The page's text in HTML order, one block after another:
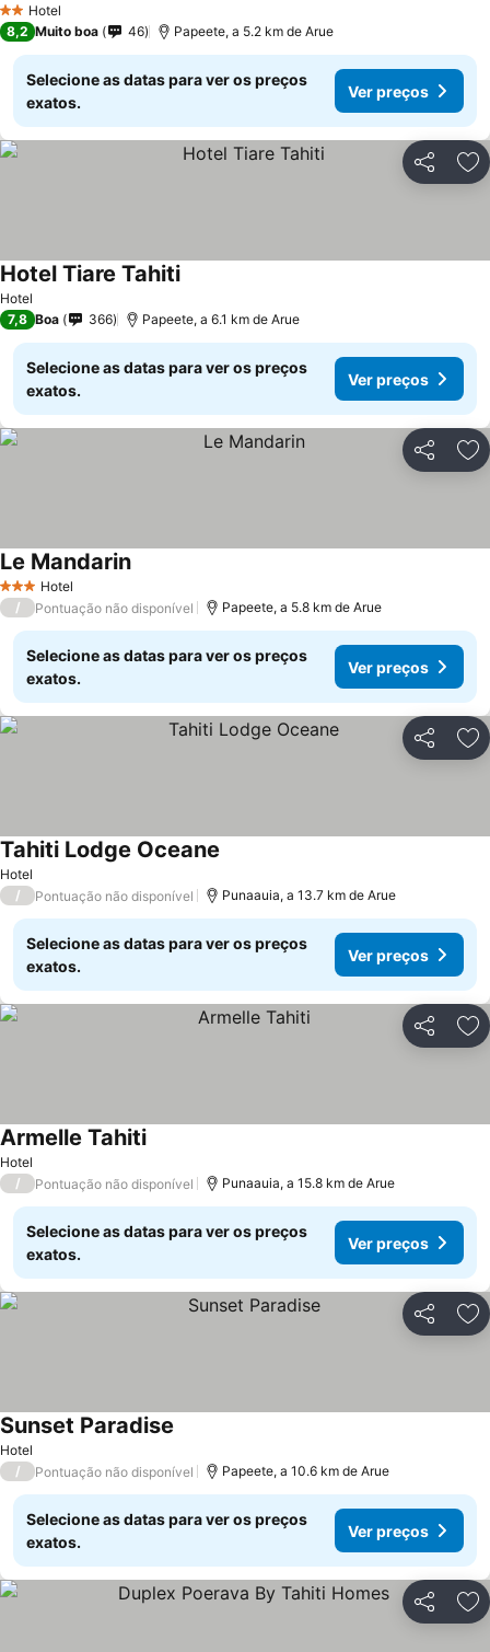
2 Estrelas
Hotel
8,2 Muito boa 46 Papeete, a 5.2 km de Arue
Selecione as datas para ver os preços
exatos.
Ver preços
Partilhar
Hotel
Hotel Tiare TahitiVer preços
7,8 Boa 366 Papeete, a 6.1 km de Arue
Selecione as datas para ver os preços
exatos.
Ver preços
Partilhar
3 EstrelasHotel
Le MandarinVer preços
/ Pontuação não disponível Papeete, a 5.8 km de Arue
Selecione as datas para ver os preços
exatos.
Ver preços
Partilhar
Hotel
Tahiti Lodge Oceane
/ Pontuação não disponível Punaauia, a 13.7 km de Arue
Selecione as datas para ver os preços
exatos.
Ver preços
Partilhar
Hotel
Armelle TahitiVer preços
/ Pontuação não disponível Punaauia, a 15.8 km de Arue
Selecione as datas para ver os preços
exatos.
Ver preços
Partilhar
Hotel
Sunset Paradise
/ Pontuação não disponível Papeete, a 10.6 km de Arue
Selecione as datas para ver os preços
exatos.
Ver preços
Partilhar